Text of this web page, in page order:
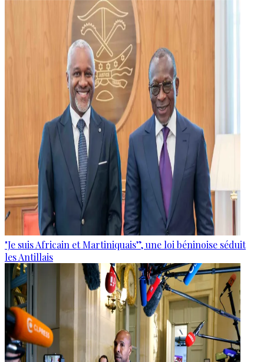
"Je suis Africain et Martiniquais”, une loi béninoise séduit
les Antillais